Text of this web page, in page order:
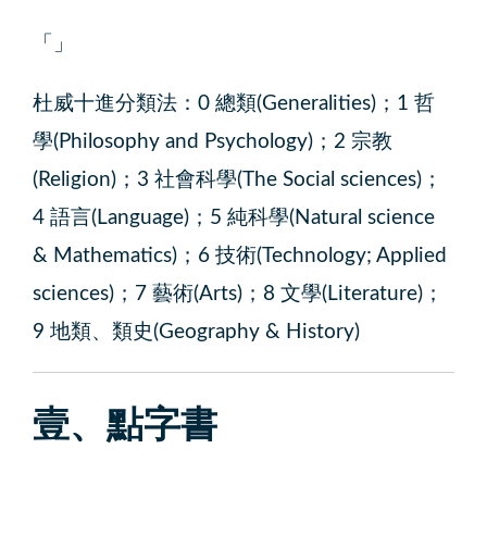
杜威十進分類法：0 總類(Generalities)；1 哲
學(Philosophy and Psychology)；2 宗教
(Religion)；3 社會科學(The Social sciences)；
4 語言(Language)；5 純科學(Natural science
& Mathematics)；6 技術(Technology; Applied
sciences)；7 藝術(Arts)；8 文學(Literature)；
9 地類、類史(Geography & History)
壹、點字書